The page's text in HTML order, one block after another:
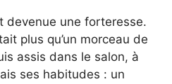
devenue une forteresse.
plus qu’un morceau de
assis dans le salon, à
ses habitudes : un